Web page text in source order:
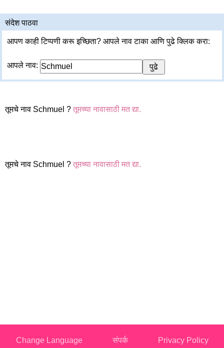
संदेश पाठवा
आपण काही टिप्पणी करू इच्छिता? आपले नाव टाका आणि पुढे क्लिक करा:
आपले नाव:
तूमचे नाव Schmuel ? तूमच्या नावासाठी मत द्या.
तूमचे नाव Schmuel ? तूमच्या नावासाठी मत द्या.
Change Language संपर्क Privacy Policy